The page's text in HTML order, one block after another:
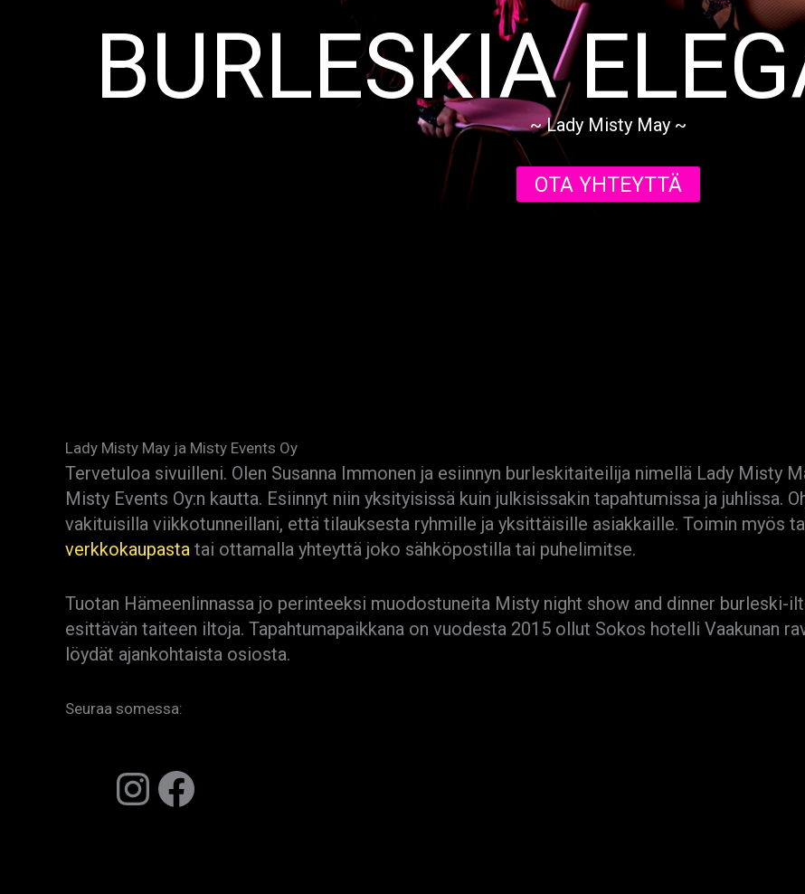
BURLESKIA
~ Lady Misty May ~
OTA YHTEYTTÄ
Lady Misty May ja Misty Events Oy
Tervetuloa sivuilleni. Olen Susanna Immonen ja esiinnyn burleskitaiteilija nimellä Lady Misty
Misty Events Oy:n kautta. Esiinnyt niin yksityisissä kuin julkisissakin tapahtumissa ja juhlissa.
vakituisilla viikkotunneillani, että tilauksesta ryhmille ja yksittäisille asiakkaille. Toimin myös
verkkokaupasta tai ottamalla yhteyttä joko sähköpostilla tai puhelimitse.
Tuotan Hämeenlinnassa jo perinteeksi muodostuneita Misty night show and dinner burleski-
esittävän taiteen iltoja. Tapahtumapaikkana on vuodesta 2015 ollut Sokos hotelli Vaakunan
löydät ajankohtaista osiosta.
Seuraa somessa:
Instagram
Facebook